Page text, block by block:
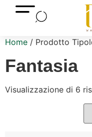
Home / Prodotto
Fantasia
Visualizzazione di 6